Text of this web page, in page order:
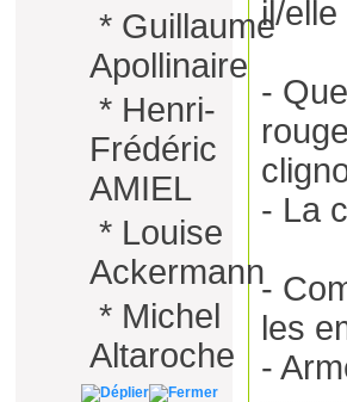
* Guillaume
Apollinaire
* Henri-
Frédéric
AMIEL
* Louise
Ackermann
* Michel
Altaroche
il/
-
- La
-
les
-